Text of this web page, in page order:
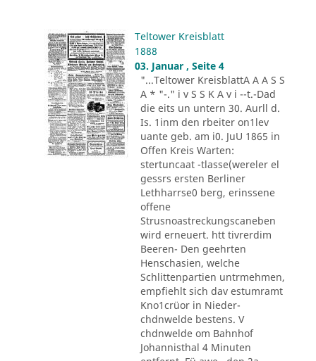
Teltower Kreisblatt
1888
03. Januar , Seite 4
"...Teltower KreisblattA A A S S
A * "-." i v S S K A v i --t.-Dad
die eits un untern 30. Aurll d.
Is. 1inm den rbeiter on1lev
uante geb. am i0. JuU 1865 in
Offen Kreis Warten:
stertuncaat -tlasse(wereler el
gessrs ersten Berliner
Lethharrse0 berg, erinssene
offene
Strusnoastreckungscaneben
wird erneuert. htt tivrerdim
Beeren- Den geehrten
Henschasien, welche
Schlittenpartien untrmehmen,
empfiehlt sich dav estumramt
Kno1crüor in Nieder-
chdnwelde bestens. V
chdnwelde om Bahnhof
Johannisthal 4 Minuten